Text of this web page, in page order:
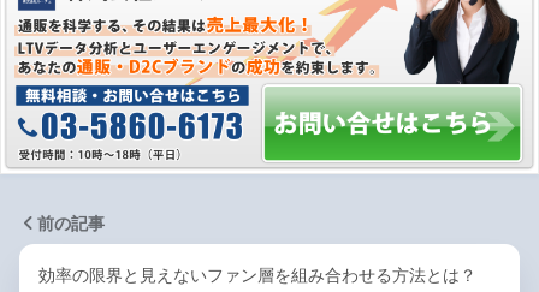
前の記事
効率の限界と見えないファン層を組み合わせる方法とは？